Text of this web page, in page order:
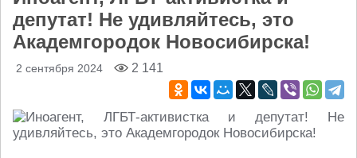
депутат! Не удивляйтесь, это
Академгородок Новосибирска!
2 сентября 2024 2 141